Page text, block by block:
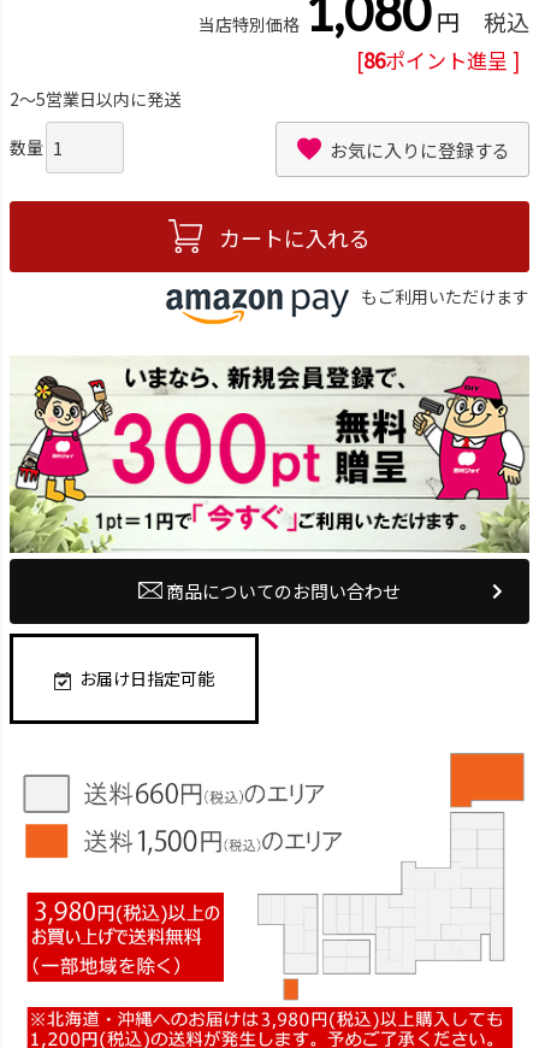
当店特別価格 1,080 税込
[86ポイント進呈 ]
2～5営業日以内に発送
お気に入りに登録する
カートに入れる
もご利用いただけます
商品についてのお問い合わせ
お届け日指定可能